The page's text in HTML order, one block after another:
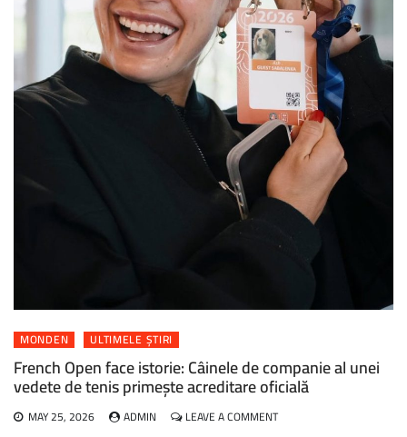
MONDEN ULTIMELE ȘTIRI
French Open face istorie: Câinele de companie al unei
vedete de tenis primește acreditare oficială
MAY 25, 2026 ADMIN LEAVE A COMMENTON